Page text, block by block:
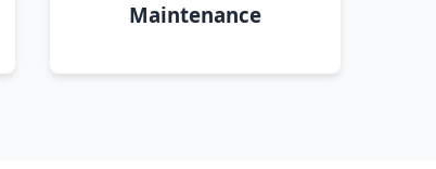
Maintenance